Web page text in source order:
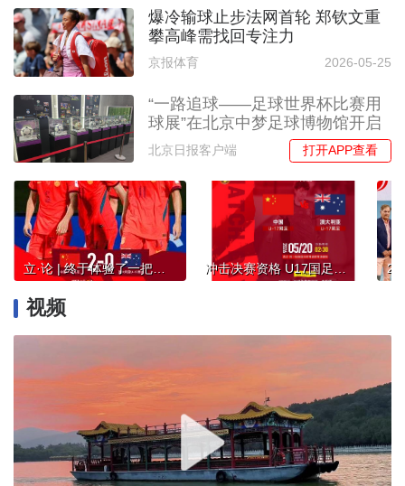
爆冷输球止步法网首轮 郑钦文重
攀高峰需找回专注力
京报体育 2026-05-25
“一路追球——足球世界杯比赛用
球展”在北京中梦足球博物馆开启
北京日报客户端 打开APP查看
立·论 | 终于体验了一把强队的感觉 冲击决赛资格 U17国足昂首向前冲
视频